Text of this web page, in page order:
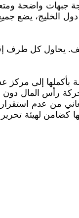
جبهات واضحة
يضع جميع
يحاول كل طرف
بأكملها إلى
رأس المال دون
من عدم
لهيئة تحرير